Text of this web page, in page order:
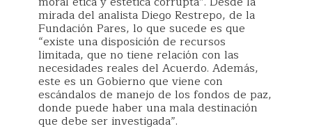
mirada del analista Diego Restrepo, de la
Fundación Pares, lo que sucede es que
“existe una disposición de recursos
limitada, que no tiene relación con las
necesidades reales del Acuerdo. Además,
este es un Gobierno que viene con
escándalos de manejo de los fondos de paz,
donde puede haber una mala destinación
que debe ser investigada”.